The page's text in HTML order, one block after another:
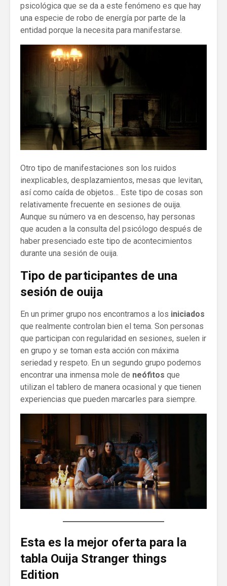
psicológica que se da a este fenómeno es que hay
una especie de robo de energía por parte de la
entidad porque la necesita para manifestarse.
Otro tipo de manifestaciones son los ruidos
inexplicables, desplazamientos, mesas que levitan,
así como caída de objetos… Este tipo de cosas son
relativamente frecuente en sesiones de ouija.
Aunque su número va en descenso, hay personas
que acuden a la consulta del psicólogo después de
haber presenciado este tipo de acontecimientos
durante una sesión de ouija.
Tipo de participantes de una
sesión de ouija
En un primer grupo nos encontramos a los iniciados
que realmente controlan bien el tema. Son personas
que participan con regularidad en sesiones, suelen ir
en grupo y se toman esta acción con máxima
seriedad y respeto. En un segundo grupo podemos
encontrar una inmensa mole de neófitos que
utilizan el tablero de manera ocasional y que tienen
experiencias que pueden marcarles para siempre.
Esta es la mejor oferta para la
tabla Ouija Stranger things
Edition